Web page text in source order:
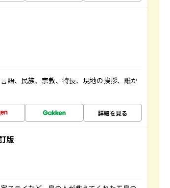
語、民族、宗教、特長、現地の挨拶、誰か
詳細を見る
版